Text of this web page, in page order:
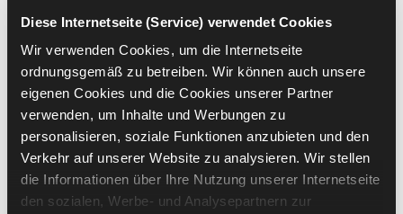
Diese Internetseite (Service) verwendet Cookies
Wir verwenden Cookies, um die Internetseite
ordnungsgemäß zu betreiben. Wir können auch unsere
eigenen Cookies und die Cookies unserer Partner
verwenden, um Inhalte und Werbungen zu
personalisieren, soziale Funktionen anzubieten und den
Verkehr auf unserer Website zu analysieren. Wir stellen
die Informationen über Ihre Nutzung unserer Internetseite
den sozialen, Werbe- und Analysepartnern zur
Alle auswählen(44 ) Auswahl löschen
CSE42 CSE33